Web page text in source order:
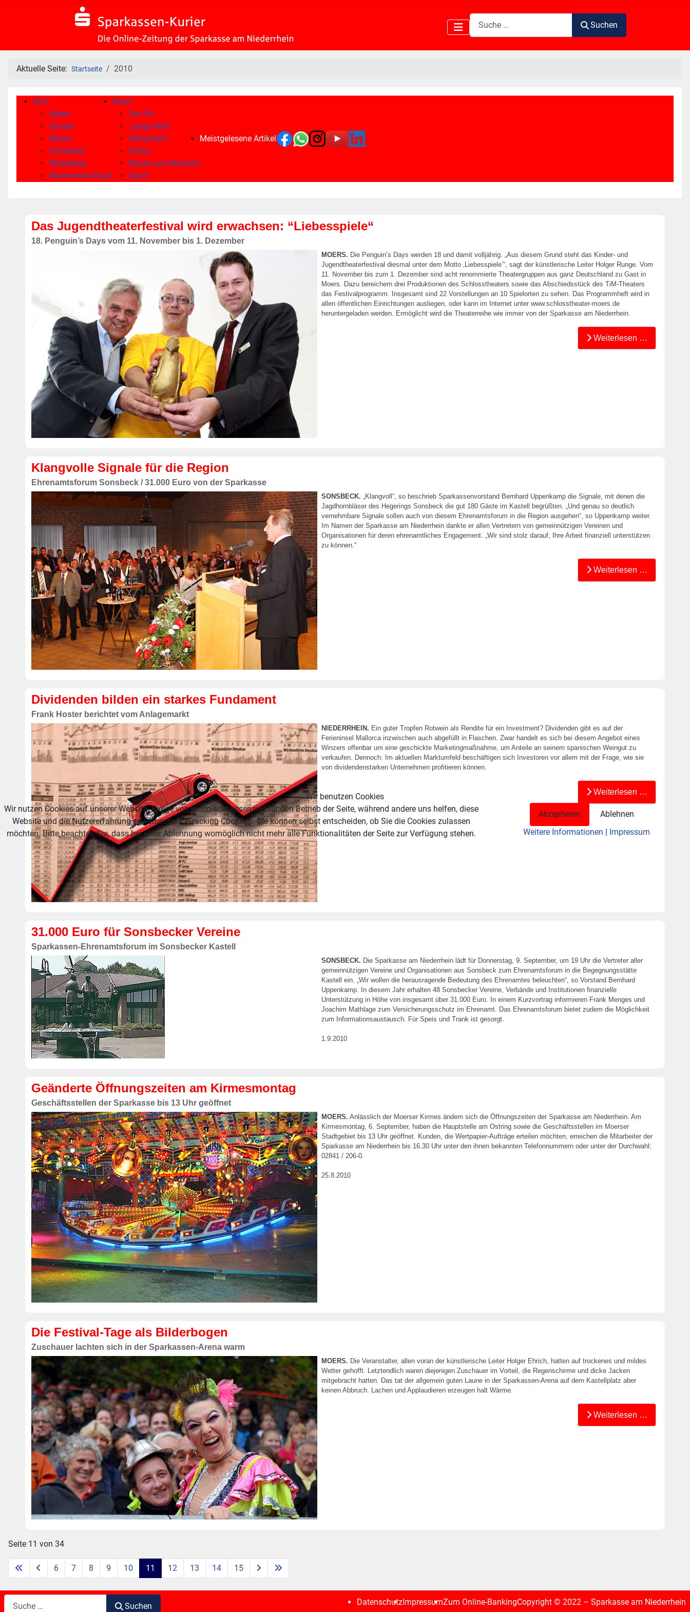
Suchen
Suchen
Aktuelle Seite: Startseite 2010
Wo?
Alpen
Xanten
Moers
Sonsbeck
Rheinberg
Neukirchen-Vluyn
Was?
Vor Ort
Junge Welt
Wirtschaft
Kultur
Bauen und Wohnen
Sport
Meistgelesene Artikel
Das Jugendtheaterfestival wird erwachsen: “Liebesspiele“
18. Penguin’s Days vom 11. November bis 1. Dezember
MOERS. Die Penguin’s Days werden 18 und damit volljährig. „Aus diesem Grund steht das Kinder- und
Jugendtheaterfestival diesmal unter dem Motto ‚Liebesspiele’“, sagt der künstlerische Leiter Holger Runge. Vom
11. November bis zum 1. Dezember sind acht renommierte Theatergruppen aus ganz Deutschland zu Gast in
Moers. Dazu bereichern drei Produktionen des Schlosstheaters sowie das Abschiedsstück des TiM-Theaters
das Festivalprogramm. Insgesamt sind 22 Vorstellungen an 10 Spielorten zu sehen. Das Programmheft wird in
allen öffentlichen Einrichtungen ausliegen, oder kann im Internet unter www.schlosstheater-moers.de
heruntergeladen werden. Ermöglicht wird die Theaterreihe wie immer von der Sparkasse am Niederrhein.
Weiterlesen …
Klangvolle Signale für die Region
Ehrenamtsforum Sonsbeck / 31.000 Euro von der Sparkasse
SONSBECK. „Klangvoll“, so beschrieb Sparkassenvorstand Bernhard Uppenkamp die Signale, mit denen die
Jagdhornbläser des Hegerings Sonsbeck die gut 180 Gäste im Kastell begrüßten. „Und genau so deutlich
vernehmbare Signale sollen auch von diesem Ehrenamtsforum in die Region ausgehen“, so Uppenkamp weiter.
Im Namen der Sparkasse am Niederrhein dankte er allen Vertretern von gemeinnützigen Vereinen und
Organisationen für deren ehrenamtliches Engagement. „Wir sind stolz darauf, Ihre Arbeit finanziell unterstützen
zu können.“
Weiterlesen …
Dividenden bilden ein starkes Fundament
Frank Hoster berichtet vom Anlagemarkt
NIEDERRHEIN. Ein guter Tropfen Rotwein als Rendite für ein Investment? Dividenden gibt es auf der
Ferieninsel Mallorca inzwischen auch abgefüllt in Flaschen. Zwar handelt es sich bei diesem Angebot eines
Winzers offenbar um eine geschickte Marketingmaßnahme, um Anteile an seinem spanischen Weingut zu
verkaufen. Dennoch: Im aktuellen Marktumfeld beschäftigen sich Investoren vor allem mit der Frage, wie sie
von dividendenstarken Unternehmen profitieren können.
Weiterlesen …
31.000 Euro für Sonsbecker Vereine
Sparkassen-Ehrenamtsforum im Sonsbecker Kastell
SONSBECK. Die Sparkasse am Niederrhein lädt für Donnerstag, 9. September, um 19 Uhr die Vertreter aller
gemeinnützigen Vereine und Organisationen aus Sonsbeck zum Ehrenamtsforum in die Begegnungsstätte
Kastell ein. „Wir wollen die herausragende Bedeutung des Ehrenamtes beleuchten“, so Vorstand Bernhard
Uppenkamp. In diesem Jahr erhalten 48 Sonsbecker Vereine, Verbände und Institutionen finanzielle
Unterstützung in Höhe von insgesamt über 31.000 Euro. In einem Kurzvortrag informieren Frank Menges und
Joachim Mathlage zum Versicherungsschutz im Ehrenamt. Das Ehrenamtsforum bietet zudem die Möglichkeit
zum Informationsaustausch. Für Speis und Trank ist gesorgt.
1.9.2010
Geänderte Öffnungszeiten am Kirmesmontag
Geschäftsstellen der Sparkasse bis 13 Uhr geöffnet
MOERS. Anlässlich der Moerser Kirmes ändern sich die Öffnungszeiten der Sparkasse am Niederrhein. Am
Kirmesmontag, 6. September, haben die Hauptstelle am Ostring sowie die Geschäftsstellen im Moerser
Stadtgebiet bis 13 Uhr geöffnet. Kunden, die Wertpapier-Aufträge erteilen möchten, erreichen die Mitarbeiter der
Sparkasse am Niederrhein bis 16.30 Uhr unter den ihnen bekannten Telefonnummern oder unter der Durchwahl:
02841 / 206-0.
25.8.2010
Die Festival-Tage als Bilderbogen
Zuschauer lachten sich in der Sparkassen-Arena warm
MOERS. Die Veranstalter, allen voran der künstlerische Leiter Holger Ehrich, hatten auf trockenes und mildes
Wetter gehofft. Letztendlich waren diejenigen Zuschauer im Vorteil, die Regenschirme und dicke Jacken
mitgebracht hatten. Das tat der allgemein guten Laune in der Sparkassen-Arena auf dem Kastellplatz aber
keinen Abbruch. Lachen und Applaudieren erzeugen halt Wärme.
Weiterlesen …
Seite 11 von 34
6 7 8 9 10 11 12 13 14 15
Suchen DatenschutzImpressumZum Online-BankingCopyright © 2022 – Sparkasse am Niederrhein
Wir benutzen Cookies
Wir nutzen Cookies auf unserer Website. Einige von ihnen sind essenziell für den Betrieb der Seite, während andere uns helfen, diese
Website und die Nutzererfahrung zu verbessern (Tracking Cookies). Sie können selbst entscheiden, ob Sie die Cookies zulassen
möchten. Bitte beachten Sie, dass bei einer Ablehnung womöglich nicht mehr alle Funktionalitäten der Seite zur Verfügung stehen.
Akzeptieren
Ablehnen
Weitere Informationen | Impressum